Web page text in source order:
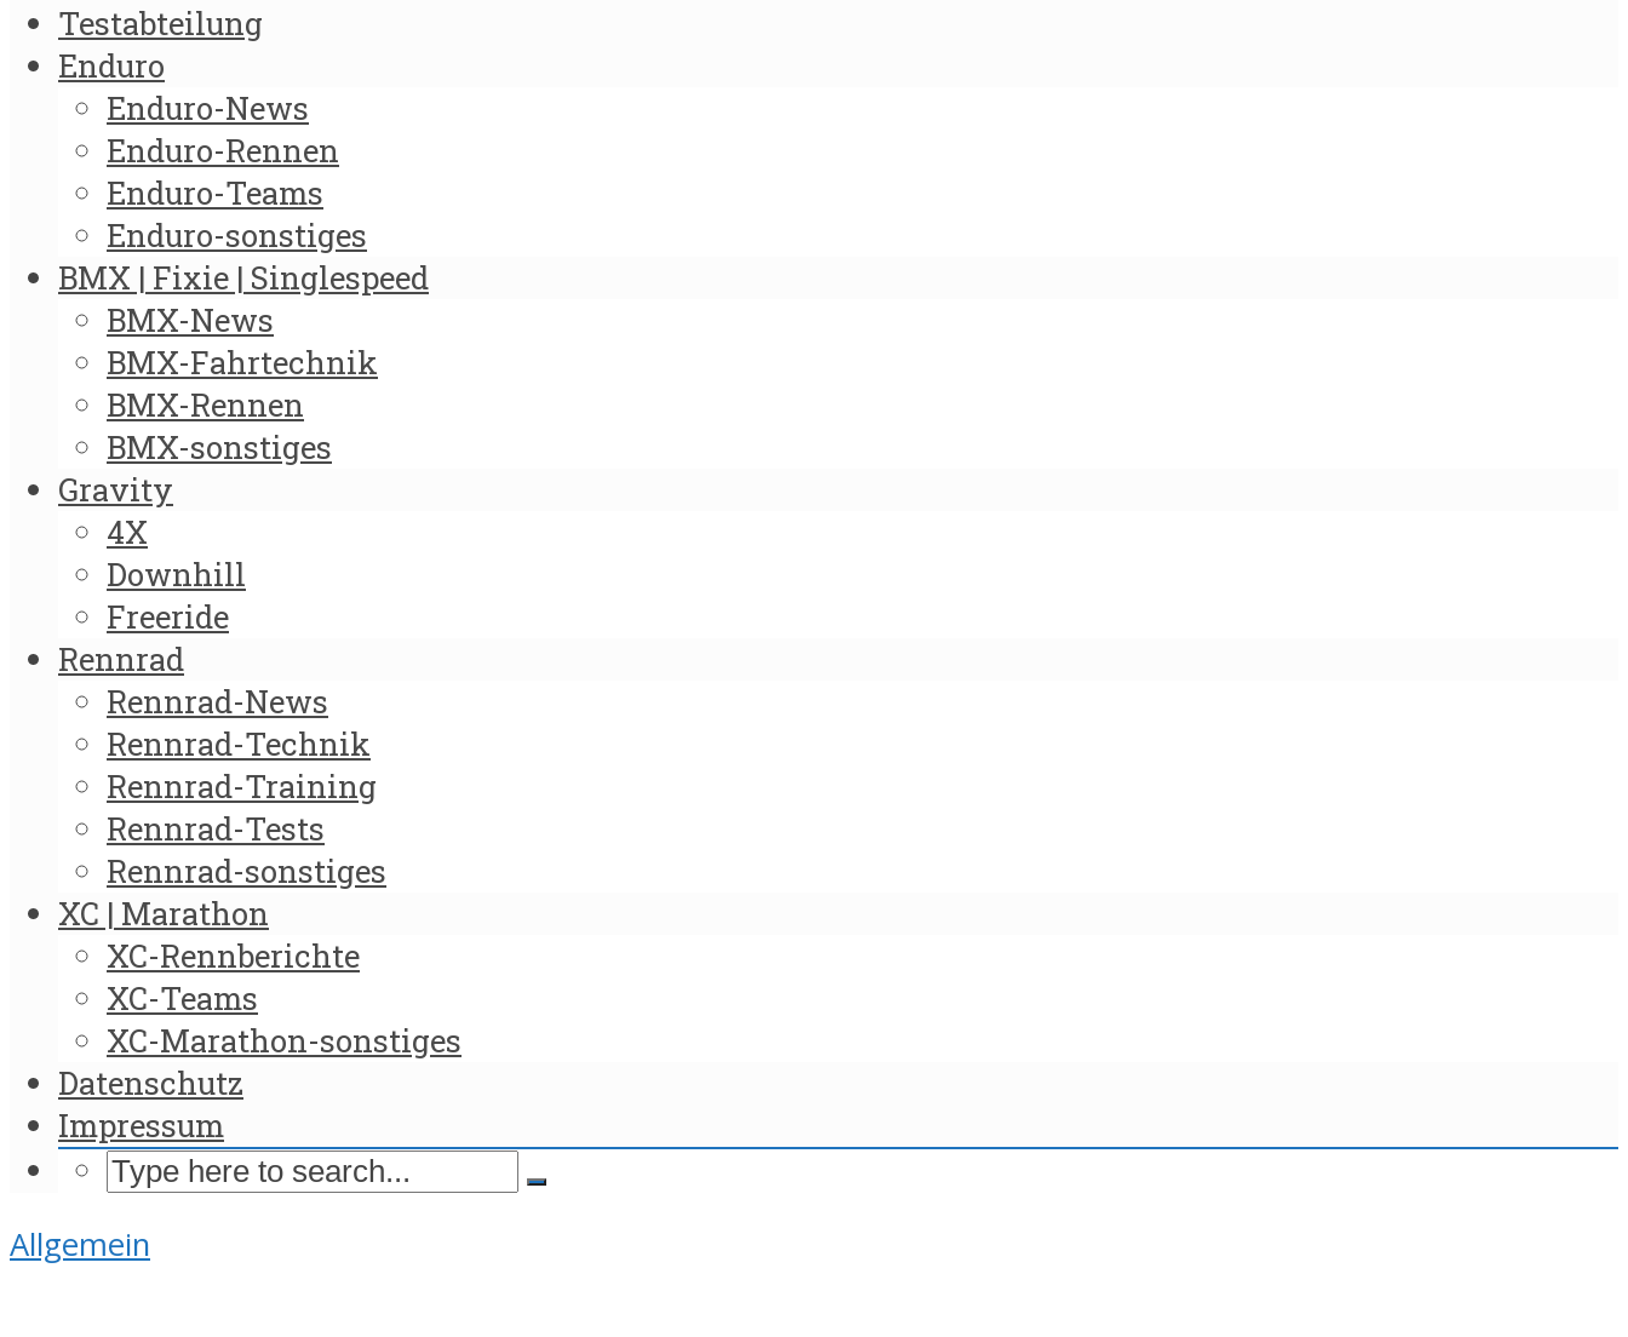
Testabteilung
Enduro
Enduro-News
Enduro-Rennen
Enduro-Teams
Enduro-sonstiges
BMX | Fixie | Singlespeed
BMX-News
BMX-Fahrtechnik
BMX-Rennen
BMX-sonstiges
Gravity
4X
Downhill
Freeride
Rennrad
Rennrad-News
Rennrad-Technik
Rennrad-Training
Rennrad-Tests
Rennrad-sonstiges
XC | Marathon
XC-Rennberichte
XC-Teams
XC-Marathon-sonstiges
Datenschutz
Impressum
Allgemein